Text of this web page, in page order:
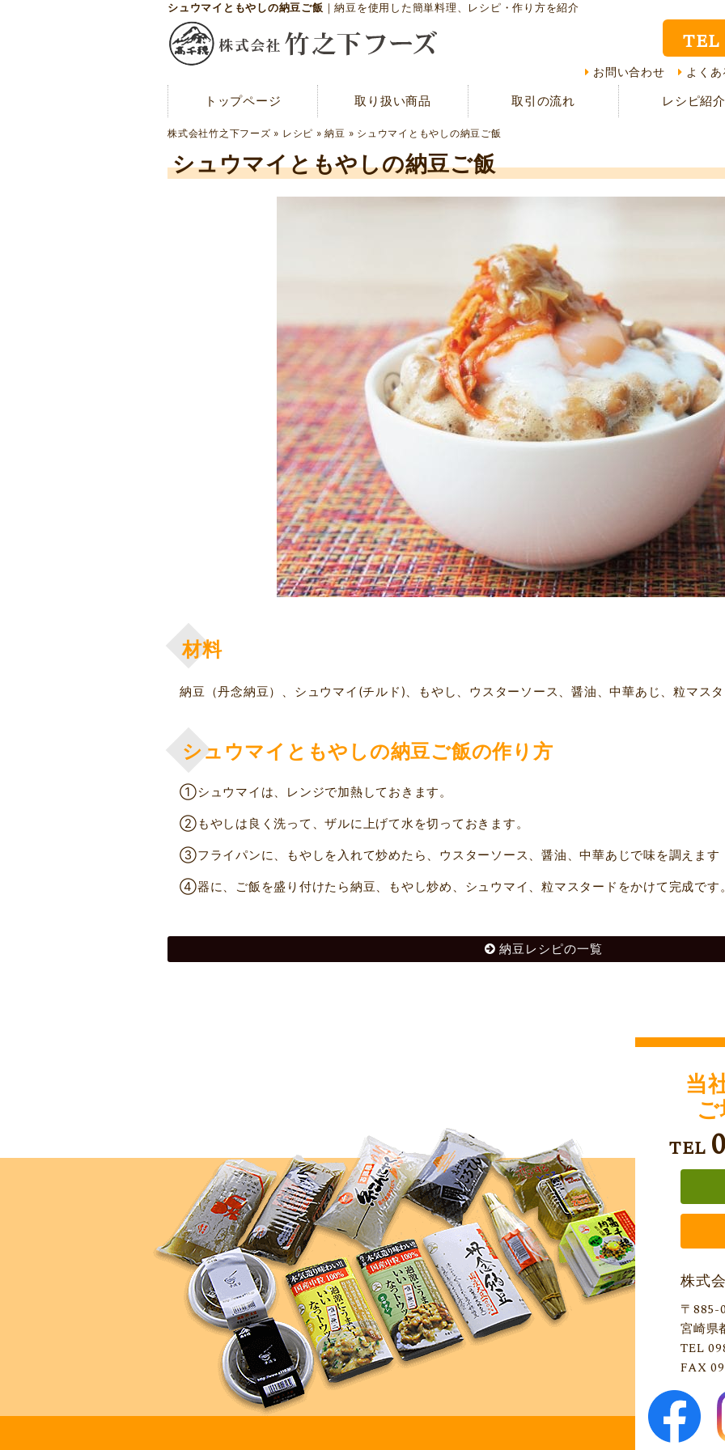
シュウマイともやしの納豆ご飯 ｜納豆を使用した簡単料理、レシピ・作り方を紹介
TEL
お問い合わせ よくあ
トップページ 取り扱い商品 取引の流れ レシピ紹介
株式会社竹之下フーズ » レシピ »納豆 » シュウマイともやしの納豆ご飯
シュウマイともやしの納豆ご飯
材料
納豆（丹念納豆）、シュウマイ(チルド)、もやし、ウスターソース、醤油、中華あじ、粒マス
シュウマイともやしの納豆ご飯の作り方
①シュウマイは、レンジで加熱しておきます。
②もやしは良く洗って、ザルに上げて水を切っておきます。
③フライパンに、もやしを入れて炒めたら、ウスターソース、醤油、中華あじで味を調えます
④器に、ご飯を盛り付けたら納豆、もやし炒め、シュウマイ、粒マスタードをかけて完成です。
納豆レシピの一覧
当
TEL
株式
〒885-
宮崎県
TEL
FAX
トップページ レシ
メディア紹介 CMギャラリー お客
会社概要 現在の取り組み 取引
サイトマップ